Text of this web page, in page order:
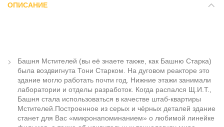
ОПИСАНИЕ
Башня Мстителей (вы её знаете также, как Башню Старка)
была воздвигнута Тони Старком. На дуговом реакторе это
здание могло работать почти год. Нижние этажи занимали
лаборатории и отделы разработок. Когда распался Щ.И.Т.,
Башня стала использоваться в качестве штаб-квартиры
Мстителей.Построенное из серых и чёрных деталей здание
станет для Вас «микронапоминанием» о любимой линейке